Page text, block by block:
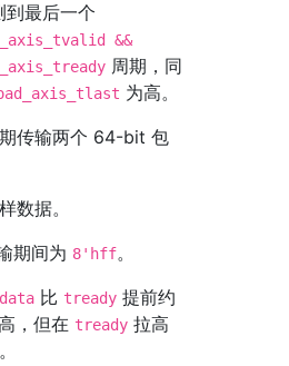
最后一个
&&
周期，同
为高。
传输两个 64-bit 包
数据。
期间为 8'hff。
比 tready 提前约
，但在 tready 拉高